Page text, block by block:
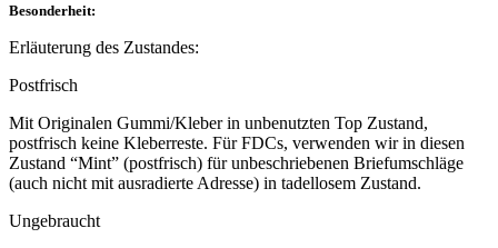
Besonderheit:
Erläuterung des Zustandes:
Postfrisch
Mit Originalen Gummi/Kleber in unbenutzten Top Zustand,
postfrisch keine Kleberreste. Für FDCs, verwenden wir in diesen
Zustand “Mint” (postfrisch) für unbeschriebenen Briefumschläge
(auch nicht mit ausradierte Adresse) in tadellosem Zustand.
Ungebraucht